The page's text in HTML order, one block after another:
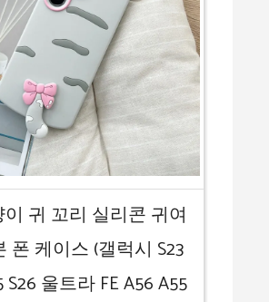
이 귀 꼬리 실리콘 귀여
폰 케이스 (갤럭시 S23
S26 울트라 FE A56 A55